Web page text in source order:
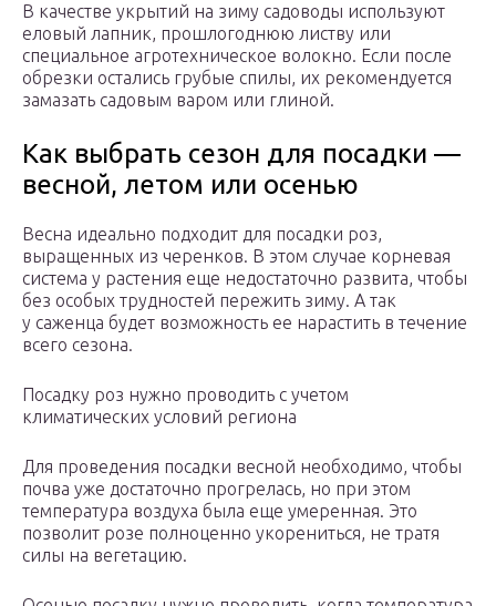
В качестве укрытий на зиму садоводы используют
еловый лапник, прошлогоднюю листву или
специальное агротехническое волокно. Если после
обрезки остались грубые спилы, их рекомендуется
замазать садовым варом или глиной.
Как выбрать сезон для посадки —
весной, летом или осенью
Весна идеально подходит для посадки роз,
выращенных из черенков. В этом случае корневая
система у растения еще недостаточно развита, чтобы
без особых трудностей пережить зиму. А так
у саженца будет возможность ее нарастить в течение
всего сезона.
Посадку роз нужно проводить с учетом
климатических условий региона
Для проведения посадки весной необходимо, чтобы
почва уже достаточно прогрелась, но при этом
температура воздуха была еще умеренная. Это
позволит розе полноценно укорениться, не тратя
силы на вегетацию.